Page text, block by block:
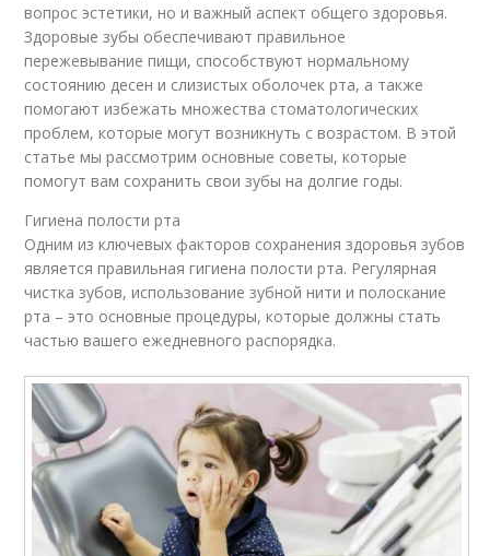
вопрос эстетики, но и важный аспект общего здоровья.
Здоровые зубы обеспечивают правильное
пережевывание пищи, способствуют нормальному
состоянию десен и слизистых оболочек рта, а также
помогают избежать множества стоматологических
проблем, которые могут возникнуть с возрастом. В этой
статье мы рассмотрим основные советы, которые
помогут вам сохранить свои зубы на долгие годы.
Гигиена полости рта
Одним из ключевых факторов сохранения здоровья зубов
является правильная гигиена полости рта. Регулярная
чистка зубов, использование зубной нити и полоскание
рта – это основные процедуры, которые должны стать
частью вашего ежедневного распорядка.